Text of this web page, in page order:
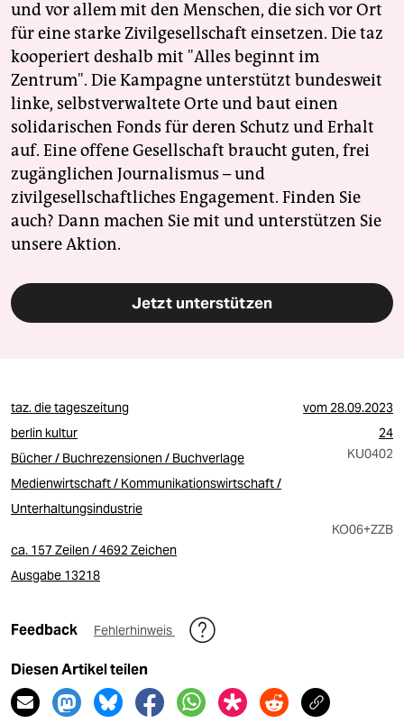
und vor allem mit den Menschen, die sich vor Ort
für eine starke Zivilgesellschaft einsetzen. Die taz
kooperiert deshalb mit "Alles beginnt im
Zentrum". Die Kampagne unterstützt bundesweit
linke, selbstverwaltete Orte und baut einen
solidarischen Fonds für deren Schutz und Erhalt
auf. Eine offene Gesellschaft braucht guten, frei
zugänglichen Journalismus – und
zivilgesellschaftliches Engagement. Finden Sie
auch? Dann machen Sie mit und unterstützen Sie
unsere Aktion.
Jetzt unterstützen
taz. die tageszeitung vom28.09.2023
berlin kultur
24
Bücher / Buchrezensionen / Buchverlage
KU0402
Medienwirtschaft / Kommunikationswirtschaft /
Unterhaltungsindustrie
KO06+ZZB
ca. 157 Zeilen / 4692 Zeichen
Ausgabe 13218
Feedback Fehlerhinweis
Diesen Artikel teilen